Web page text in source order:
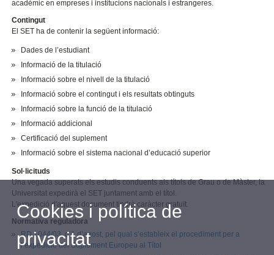
acadèmic en empreses i institucions nacionals i estrangeres.
Contingut
El SET ha de contenir la següent informació:
Dades de l’estudiant
Informació de la titulació
Informació sobre el nivell de la titulació
Informació sobre el contingut i els resultats obtinguts
Informació sobre la funció de la titulació
Informació addicional
Certificació del suplement
Informació sobre el sistema nacional d’educació superior
Sol·licituds
Una vegada superats els estudis conduents als títols de Grau o de Màster, la
Universitat expedirà el SET juntament amb el títol.
L'expedició d'aquest document tindrà caràcter gratuït.
Normativa reguladora
RD 1044/03, d’1 d’agost, pel qual s’estableix el procediment per a
l’expedició del Suplement Europeu al Títol
Cookies i política de
privacitat